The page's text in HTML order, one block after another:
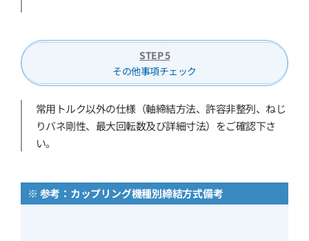
STEP 5
その他事項チェック
常用トルク以外の仕様（軸締結方法、許容非整列、ねじ
りバネ剛性、最大回転数及び詳細寸法）をご確認下さ
い。
※ 参考：カップリング機種別締結方式備考